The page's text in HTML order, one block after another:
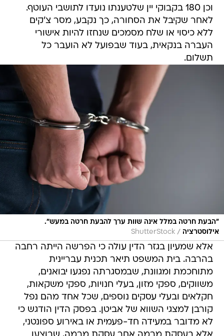
וכן 180 בקבוקי יין שלטענתו נועדו לתושבי העוטף.
לאחר שקיבל את הסחורה, כך נקבע, מסר צ'קים
ללא כיסוי או שלח מסמכים שנחזו להיות אישורי
העברה בנקאית, בעוד שבפועל לא הועבר כל
תשלום.
"הבעת חרטה במלל אינה שוות ערך להבעת חרטה במעש".
אילוסטרציה /
ShutterStock
אלא שמעיון בגזר הדין עולה כי הפרשה הייתה רחבה
בהרבה. בית המשפט תיאר תכנית עבריינית
מתוחכמת ומגוונת, שבמסגרתה נפגעו יבואנים,
משווקים, ספקי מזון, בעלי חנויות, ספקי משקאות,
חקלאים ובעלי עסקים נוספים, שכל אחד מהם נפל
קורבן למצגי השווא של אביטן. בפסק הדין הודגש כי
לא מדובר במעידה חד-פעמית או באירוע ספונטני,